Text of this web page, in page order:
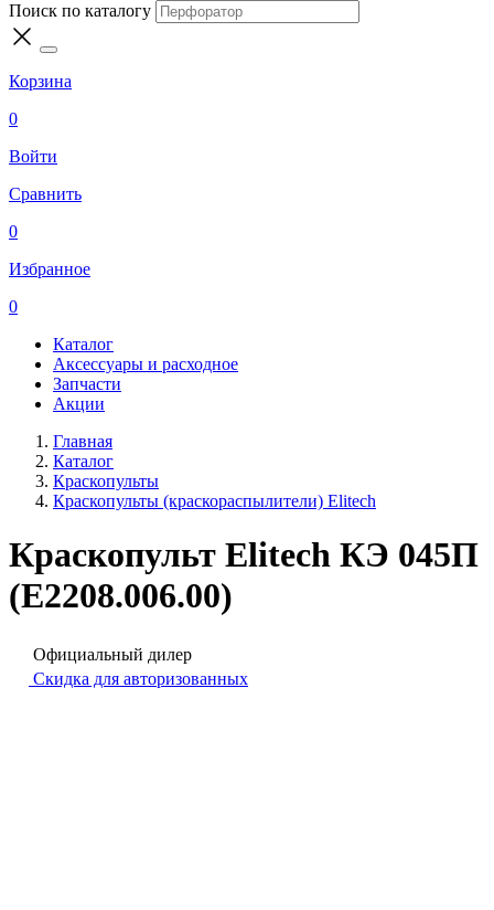
Поиск по каталогу
Корзина
0
Войти
Сравнить
0
Избранное
0
Каталог
Аксессуары и расходное
Запчасти
Акции
Главная
Каталог
Краскопульты
Краскопульты (краскораспылители) Elitech
Краскопульт Elitech КЭ 045П
(E2208.006.00)
Официальный дилер
Скидка для авторизованных